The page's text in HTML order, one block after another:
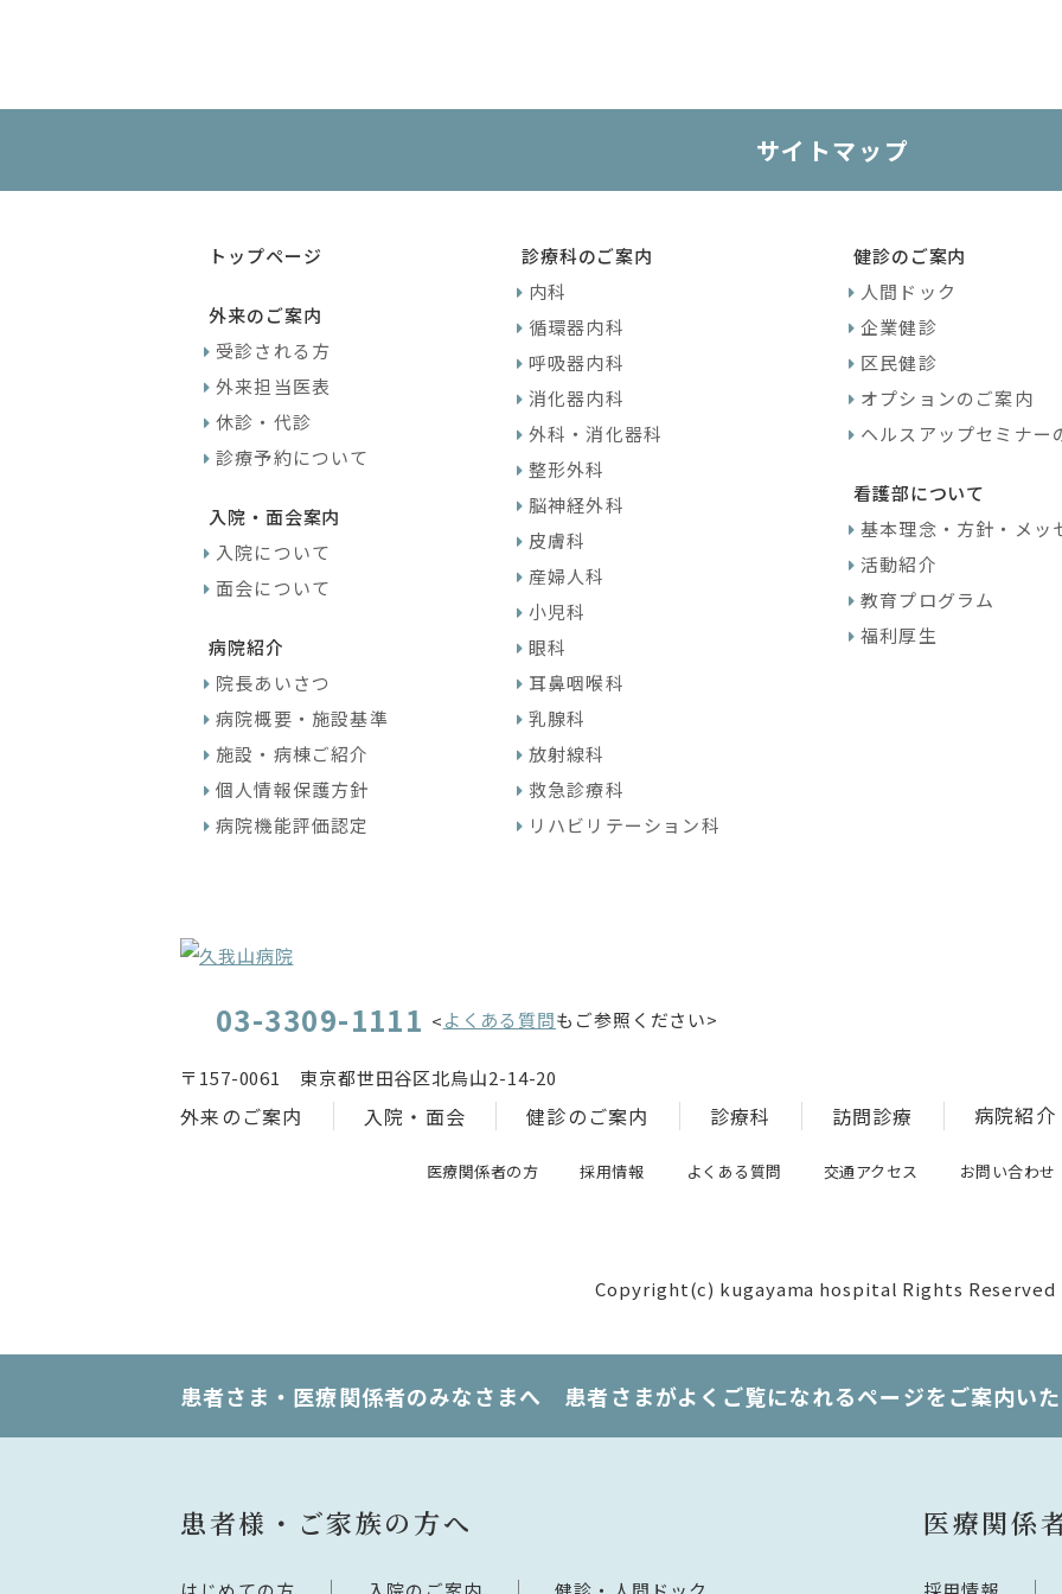
サイトマップ
トップページ
外来のご案内
受診される方
外来担当医表
休診・代診
診療予約について
入院・面会案内
入院について
面会について
病院紹介
院長あいさつ
病院概要・施設基準
施設・病棟ご紹介
個人情報保護方針
病院機能評価認定
診療科のご案内
内科
循環器内科
呼吸器内科
消化器内科
外科・消化器科
整形外科
脳神経外科
皮膚科
産婦人科
小児科
眼科
耳鼻咽喉科
乳腺科
放射線科
救急診療科
リハビリテーション科
健診のご案内
人間ドック
企業健診
区民健診
オプションのご案内
ヘルスアップセミナー
看護部について
基本理念・方針・メッ
活動紹介
教育プログラム
福利厚生
03-3309-1111 <よくある質問もご参照ください>
〒157-0061 東京都世田谷区北烏山2-14-20
外来のご案内 入院・面会 健診のご案内 診療科 訪問診療 病院紹介
医療関係者の方 採用情報 よくある質問 交通アクセス お問い合わせ
Copyright(c) kugayama hospital Rights Reserved
患者さま・医療関係者のみなさまへ 患者さまがよくご覧になれるページをご案内いた
患者様・ご家族の方へ 医療関係